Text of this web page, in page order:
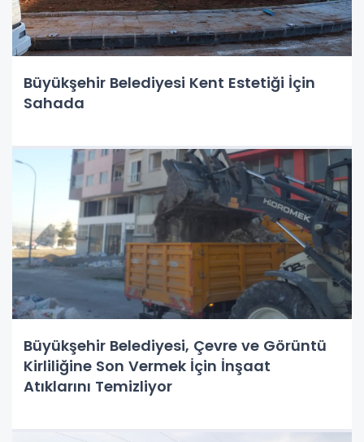
Büyükşehir Belediyesi Kent Estetiği İçin
Sahada
Büyükşehir Belediyesi, Çevre ve Görüntü
Kirliliğine Son Vermek İçin İnşaat
Atıklarını Temizliyor